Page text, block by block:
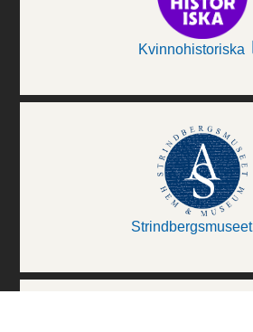
Kvinnohistoriska
Strindbergsmuseet